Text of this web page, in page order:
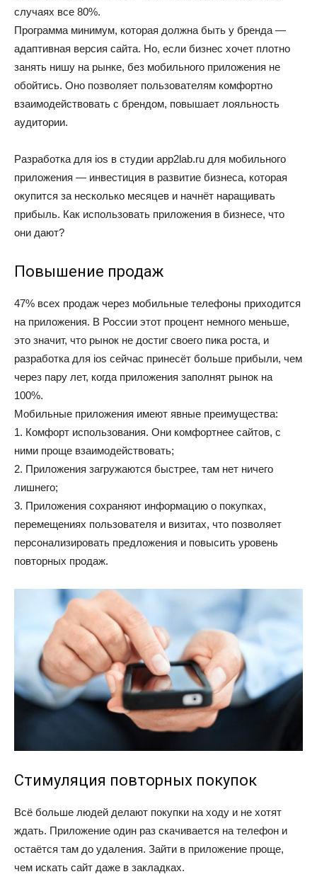
случаях все 80%.
Программа минимум, которая должна быть у бренда —
адаптивная версия сайта. Но, если бизнес хочет плотно
занять нишу на рынке, без мобильного приложения не
обойтись. Оно позволяет пользователям комфортно
взаимодействовать с брендом, повышает лояльность
аудитории.
Разработка для ios в студии app2lab.ru для мобильного
приложения — инвестиция в развитие бизнеса, которая
окупится за несколько месяцев и начнёт наращивать
прибыль. Как использовать приложения в бизнесе, что
они дают?
Повышение продаж
47% всех продаж через мобильные телефоны приходится
на приложения. В России этот процент немного меньше,
это значит, что рынок не достиг своего пика роста, и
разработка для ios сейчас принесёт больше прибыли, чем
через пару лет, когда приложения заполнят рынок на
100%.
Мобильные приложения имеют явные преимущества:
1. Комфорт использования. Они комфортнее сайтов, с
ними проще взаимодействовать;
2. Приложения загружаются быстрее, там нет ничего
лишнего;
3. Приложения сохраняют информацию о покупках,
перемещениях пользователя и визитах, что позволяет
персонализировать предложения и повысить уровень
повторных продаж.
Стимуляция повторных покупок
Всё больше людей делают покупки на ходу и не хотят
ждать. Приложение один раз скачивается на телефон и
остаётся там до удаления. Зайти в приложение проще,
чем искать сайт даже в закладках.